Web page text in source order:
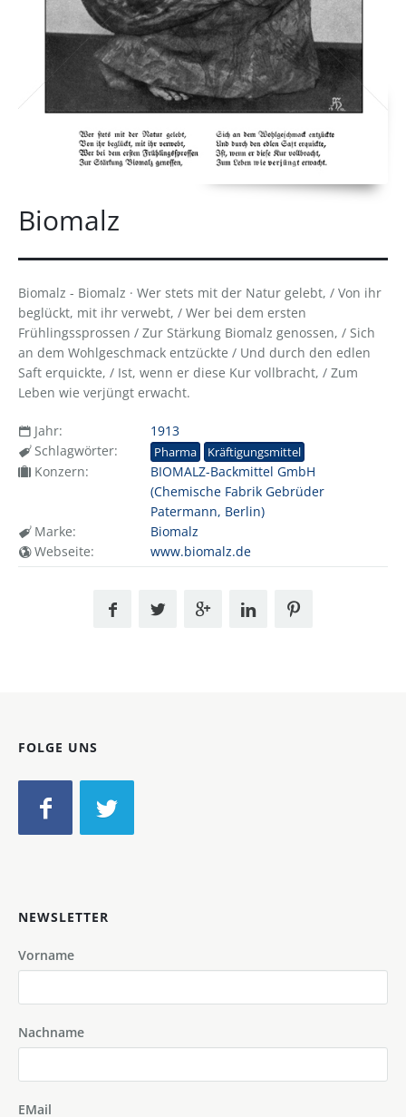
Biomalz
Biomalz - Biomalz · Wer stets mit der Natur gelebt, / Von ihr
beglückt, mit ihr verwebt, / Wer bei dem ersten
Frühlingssprossen / Zur Stärkung Biomalz genossen, / Sich
an dem Wohlgeschmack entzückte / Und durch den edlen
Saft erquickte, / Ist, wenn er diese Kur vollbracht, / Zum
Leben wie verjüngt erwacht.
Jahr:
1913
Schlagwörter:
Pharma Kräftigungsmittel
Konzern:
BIOMALZ-Backmittel GmbH
(Chemische Fabrik Gebrüder
Patermann, Berlin)
Marke:
Biomalz
Webseite:
www.biomalz.de
FOLGE UNS
NEWSLETTER
Vorname
Nachname
EMail